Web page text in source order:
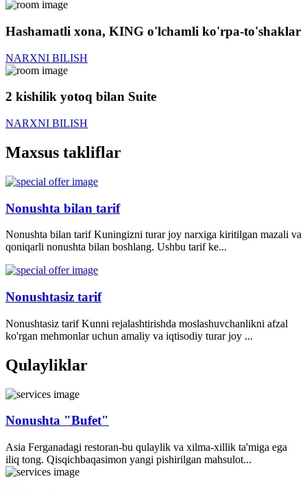
Hashamatli xona, KING o'lchamli ko'rpa-to'shaklar
NARXNI BILISH
2 kishilik yotoq bilan Suite
NARXNI BILISH
Maxsus takliflar
Nonushta bilan tarif
Nonushta bilan tarif Kuningizni turar joy narxiga kiritilgan mazali va
qoniqarli nonushta bilan boshlang. Ushbu tarif ke...
Nonushtasiz tarif
Nonushtasiz tarif Kunni rejalashtirishda moslashuvchanlikni afzal
ko'rgan mehmonlar uchun amaliy va iqtisodiy turar joy ...
Qulayliklar
Nonushta "Bufet"
Asia Ferganadagi restoran-bu qulaylik va xilma-xillik ta'miga ega
iliq tong. Qisqichbaqasimon yangi pishirilgan mahsulot...